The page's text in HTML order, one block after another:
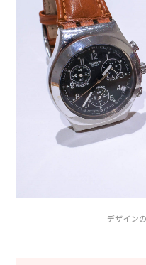
デザイン